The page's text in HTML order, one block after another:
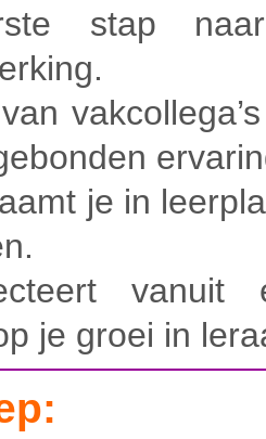
stap
je in
vanuit
je groei in